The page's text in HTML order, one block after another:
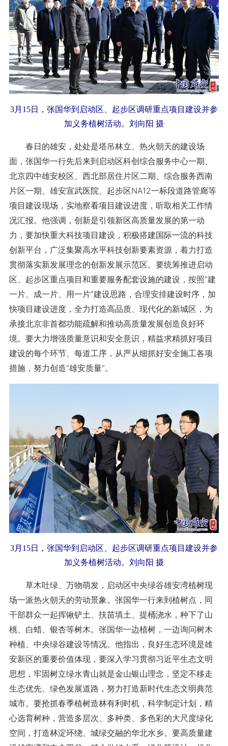
3月15日，张国华到启动区、起步区调研重点项目建设并参
加义务植树活动。刘向阳 摄
春日的雄安，处处是塔吊林立、热火朝天的建设场
面，张国华一行先后来到启动区科创综合服务中心一期、
北京四中雄安校区、西北部居住片区二期、综合服务西南
片区一期、雄安宣武医院、起步区NA12一标段道路管廊等
项目建设现场，实地察看项目建设进度，听取相关工作情
况汇报。他强调，创新是引领新区高质量发展的第一动
力，要加快重大科技项目建设，积极搭建国际一流的科技
创新平台，广泛集聚高水平科技创新要素资源，着力打造
贯彻落实新发展理念的创新发展示范区。要统筹推进启动
区、起步区重点项目和重要服务配套设施的建设，按照“建
一片、成一片、用一片”建设思路，合理安排建设时序，加
快项目建设进度，全力打造高品质、现代化的新城区，为
承接北京非首都功能疏解和推动高质量发展创造良好环
境。要大力增强质量意识和安全意识，精益求精抓好项目
建设的每个环节、每道工序，从严从细抓好安全施工各项
措施，努力创造“雄安质量”。
3月15日，张国华到启动区、起步区调研重点项目建设并参
加义务植树活动。刘向阳 摄
草木吐绿、万物萌发，启动区中央绿谷雄安湾植树现
场一派热火朝天的劳动景象。张国华一行来到植树点，同
干部群众一起挥锹铲土、扶苗填土、提桶浇水，种下了山
桃、白蜡、银杏等树木。张国华一边植树，一边询问树木
种植、中央绿谷建设等情况。他指出，良好生态环境是雄
安新区的重要价值体现，要深入学习贯彻习近平生态文明
思想，牢固树立绿水青山就是金山银山理念，坚定不移走
生态优先、绿色发展道路，努力打造新时代生态文明典范
城市。要抢抓春季植树造林有利时机，科学制定计划，精
心选育树种，营造多层次、多种类、多色彩的大尺度绿化
空间，打造林淀环绕、城绿交融的华北水乡。要高质量建